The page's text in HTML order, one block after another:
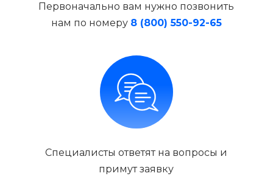
Первоначально вам нужно позвонить
нам по номеру 8 (800) 550-92-65
Специалисты ответят на вопросы и
примут заявку